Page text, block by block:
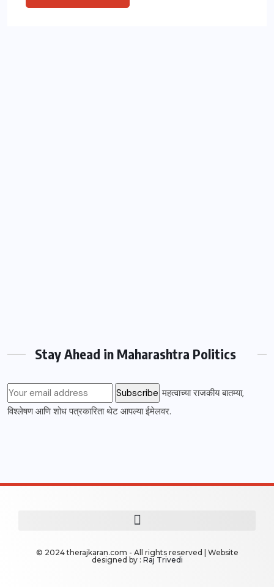
Stay Ahead in Maharashtra Politics
महत्वाच्या राजकीय बातम्या,
विश्लेषण आणि शोध पत्रकारिता थेट आपल्या ईमेलवर.
© 2024 therajkaran.com - All rights reserved | Website
designed by : Raj Trivedi